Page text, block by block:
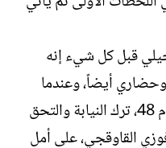
قبل كل شيء إنه
أيضاً، وعندما
كان نائباً في المجلس النيابي عام 48، ترك النيابة والتحق
القاوقجي، على أمل